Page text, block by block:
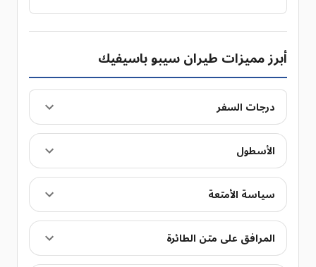
أبرز مميزات طيران سيبو باسيفيك
درجات السفر
الأسطول
سياسة الأمتعة
المرافق على متن الطائرة